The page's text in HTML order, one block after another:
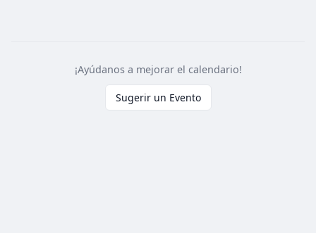
¡Ayúdanos a mejorar el calendario!
Sugerir un Evento